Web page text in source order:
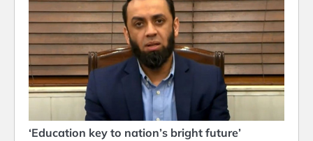
‘Education key to nation’s bright future’